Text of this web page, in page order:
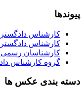
پیوندها
کارشناس
کارشناس
کارشناسان رسمی
گروه کارشناس
دسته بندی عکس ها